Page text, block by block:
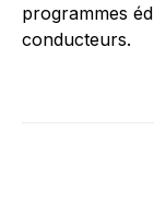
programmes
conducteurs.